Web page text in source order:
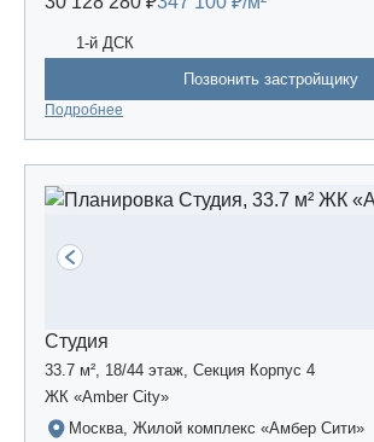
1-й ДСК
Позвонить застройщику
Подробнее
Студия
33.7 м², 18/44 этаж, Секция Корпус 4
ЖК «Amber Сity»
Москва, Жилой комплекс «Амбер Сити»